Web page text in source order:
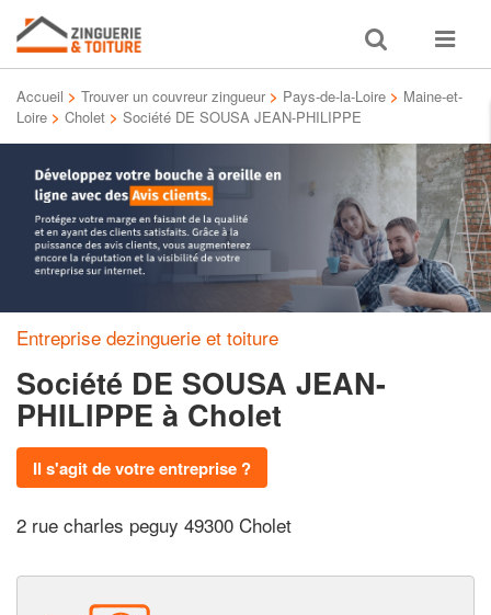
Toggle
search
Toggle
Accueil > Trouver un couvreur zingueur > Pays-de-la-Loire > Maine-et-
Loire > Cholet > Société DE SOUSA JEAN-PHILIPPE
Entreprise dezinguerie et toiture
Société DE SOUSA JEAN-
PHILIPPE à Cholet
Il s'agit de votre entreprise ?
2 rue charles peguy 49300 Cholet